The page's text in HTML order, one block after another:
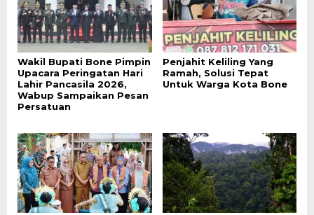
Wakil Bupati Bone Pimpin
Upacara Peringatan Hari
Lahir Pancasila 2026,
Wabup Sampaikan Pesan
Persatuan
Penjahit Keliling Yang
Ramah, Solusi Tepat
Untuk Warga Kota Bone